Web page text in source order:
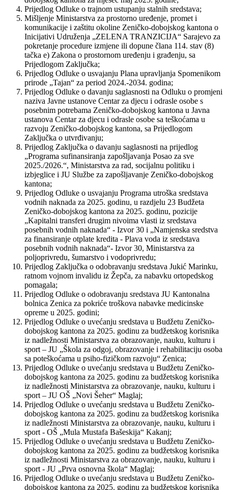
Prijedlog Odluke o trajnom ustupanju stalnih sredstava;
Mišljenje Ministarstva za prostorno uređenje, promet i
komunikacije i zaštitu okoline Zeničko-dobojskog kantona o
Inicijativi Udruženja „ZELENA TRANZICIJA“ Sarajevo za
pokretanje procedure izmjene ili dopune člana 114. stav (8)
tačka e) Zakona o prostornom uređenju i građenju, sa
Prijedlogom Zaključka;
Prijedlog Odluke o usvajanju Plana upravljanja Spomenikom
prirode „Tajan“ za period 2024.-2034. godina;
Prijedlog Odluke o davanju saglasnosti na Odluku o promjeni
naziva Javne ustanove Centar za djecu i odrasle osobe s
posebnim potrebama Zeničko-dobojskog kantona u Javna
ustanova Centar za djecu i odrasle osobe sa teškoćama u
razvoju Zeničko-dobojskog kantona, sa Prijedlogom
Zaključka o utvrđivanju;
Prijedlog Zaključka o davanju saglasnosti na prijedlog
„Programa sufinansiranja zapošljavanja Posao za sve
2025./2026.“, Ministarstva za rad, socijalnu politiku i
izbjeglice i JU Službe za zapošljavanje Zeničko-dobojskog
kantona;
Prijedlog Odluke o usvajanju Programa utroška sredstava
vodnih naknada za 2025. godinu, u razdjelu 23 Budžeta
Zeničko-dobojskog kantona za 2025. godinu, pozicije
„Kapitalni transferi drugim nivoima vlasti iz sredstava
posebnih vodnih naknada“ - Izvor 30 i „Namjenska sredstva
za finansiranje otplate kredita - Plava voda iz sredstava
posebnih vodnih naknada“- Izvor 30, Ministarstva za
poljoprivredu, šumarstvo i vodoprivredu;
Prijedlog Zaključka o odobravanju sredstava Jukić Marinku,
ratnom vojnom invalidu iz Žepča, za nabavku ortopedskog
pomagala;
Prijedlog Odluke o odobravanju sredstava JU Kantonalna
bolnica Zenica za pokriće troškova nabavke medicinske
opreme u 2025. godini;
Prijedlog Odluke o uvećanju sredstava u Budžetu Zeničko-
dobojskog kantona za 2025. godinu za budžetskog korisnika
iz nadležnosti Ministarstva za obrazovanje, nauku, kulturu i
sport – JU „Škola za odgoj, obrazovanje i rehabilitaciju osoba
sa poteškoćama u psiho-fizičkom razvoju“ Zenica;
Prijedlog Odluke o uvećanju sredstava u Budžetu Zeničko-
dobojskog kantona za 2025. godinu za budžetskog korisnika
iz nadležnosti Ministarstva za obrazovanje, nauku, kulturu i
sport – JU OŠ „Novi Šeher“ Maglaj;
Prijedlog Odluke o uvećanju sredstava u Budžetu Zeničko-
dobojskog kantona za 2025. godinu za budžetskog korisnika
iz nadležnosti Ministarstva za obrazovanje, nauku, kulturu i
sport - OŠ „Mula Mustafa Bašeskija“ Kakanj;
Prijedlog Odluke o uvećanju sredstava u Budžetu Zeničko-
dobojskog kantona za 2025. godinu za budžetskog korisnika
iz nadležnosti Ministarstva za obrazovanje, nauku, kulturu i
sport - JU „Prva osnovna škola“ Maglaj;
Prijedlog Odluke o uvećanju sredstava u Budžetu Zeničko-
dobojskog kantona za 2025. godinu za budžetskog korisnika